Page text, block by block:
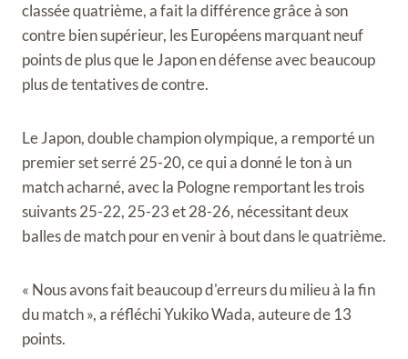
classée quatrième, a fait la différence grâce à son
contre bien supérieur, les Européens marquant neuf
points de plus que le Japon en défense avec beaucoup
plus de tentatives de contre.
Le Japon, double champion olympique, a remporté un
premier set serré 25-20, ce qui a donné le ton à un
match acharné, avec la Pologne remportant les trois
suivants 25-22, 25-23 et 28-26, nécessitant deux
balles de match pour en venir à bout dans le quatrième.
« Nous avons fait beaucoup d'erreurs du milieu à la fin
du match », a réfléchi Yukiko Wada, auteure de 13
points.